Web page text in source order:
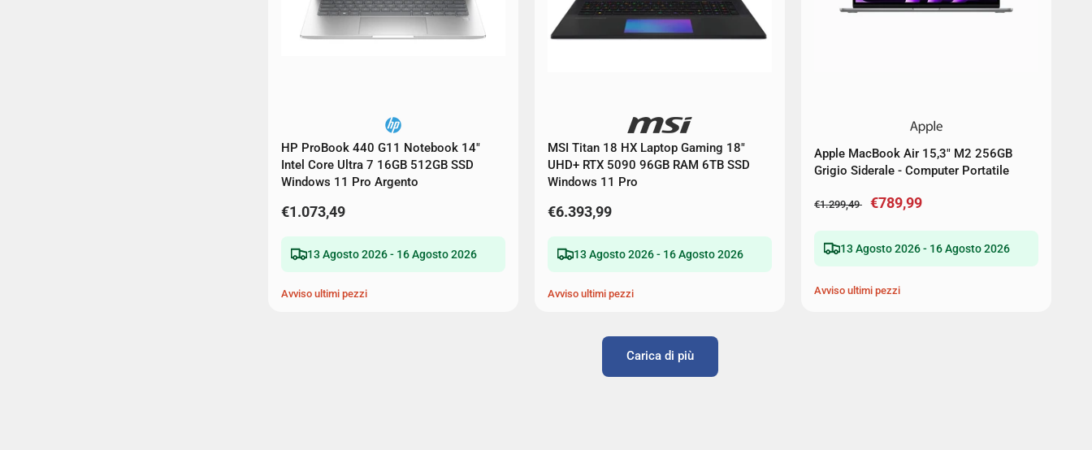
HP ProBook 440 G11 Notebook 14"
Intel Core Ultra 7 16GB 512GB SSD
Windows 11 Pro Argento
€1.073,49
13 Agosto 2026 - 16 Agosto 2026
Avviso ultimi pezzi
MSI Titan 18 HX Laptop Gaming 18"
UHD+ RTX 5090 96GB RAM 6TB SSD
Windows 11 Pro
€6.393,99
13 Agosto 2026 - 16 Agosto 2026
Avviso ultimi pezzi
Apple MacBook Air 15,3" M2 256GB
Grigio Siderale - Computer Portatile
€1.299,49 €789,99
13 Agosto 2026 - 16 Agosto 2026
Avviso ultimi pezzi
Carica di più